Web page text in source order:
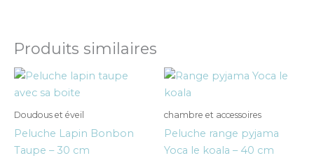
Produits similaires
Doudous et éveil
Peluche Lapin Bonbon
Taupe – 30 cm
chambre et accessoires
Peluche range pyjama
Yoca le koala – 40 cm